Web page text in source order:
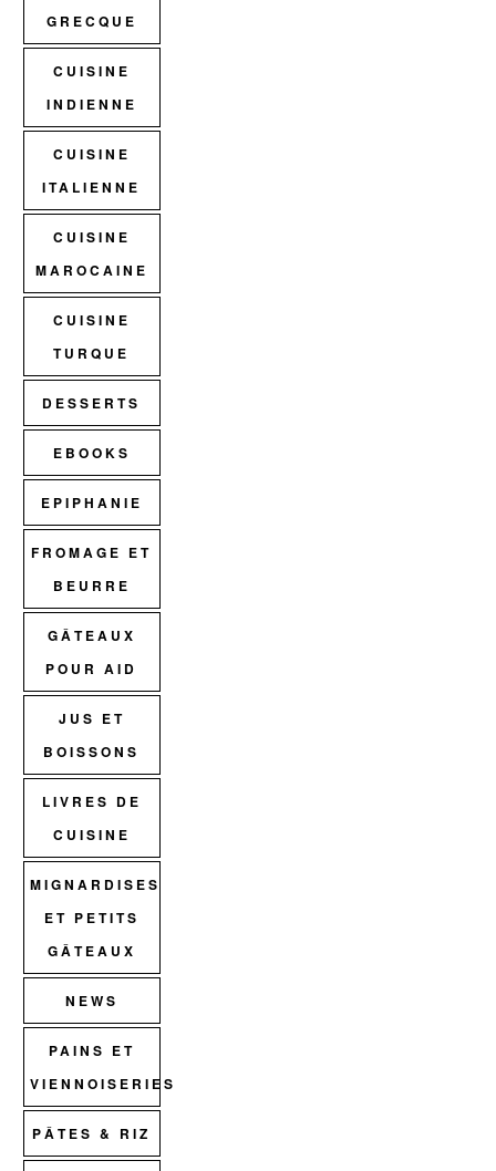
GRECQUE
CUISINE
INDIENNE
CUISINE
ITALIENNE
CUISINE
MAROCAINE
CUISINE
TURQUE
DESSERTS
EBOOKS
EPIPHANIE
FROMAGE ET
BEURRE
GÂTEAUX
POUR AID
JUS ET
BOISSONS
LIVRES DE
CUISINE
MIGNARDISES
ET PETITS
GÂTEAUX
NEWS
PAINS ET
VIENNOISERIES
PÂTES & RIZ